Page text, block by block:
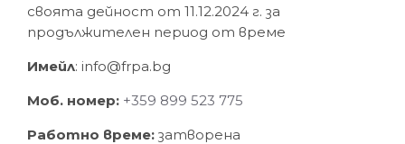
своята дейност от 11.12.2024 г. за
продължителен период от време
Имейл: info@frpa.bg
Моб. номер: +359 899 523 775
Работно време: затворена